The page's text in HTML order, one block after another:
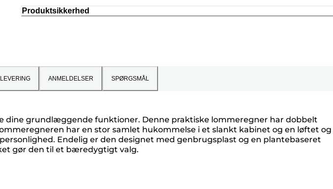
Produktsikkerhed
LEVERING ANMELDELSER SPØRGSMÅL
dine grundlæggende funktioner. Denne praktiske lommeregner har dobbelt
har en stor samlet hukommelse i et slankt kabinet og en løftet og
Endelig er den designet med genbrugsplast og en plantebaseret
gør den til et bæredygtigt valg.